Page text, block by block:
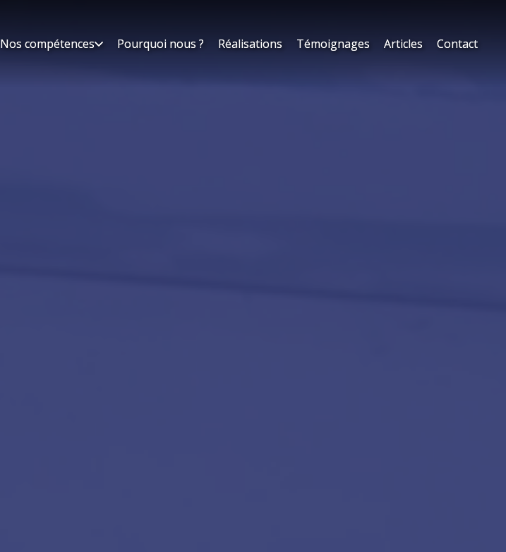
Nos compétences Pourquoi nous ? Réalisations Témoignages Articles Contact
Nos compétences Pourquoi nous ? Réalisations Témoignages Articles Contact